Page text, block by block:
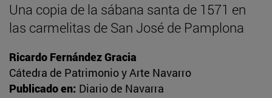
Una copia de la sábana santa de 1571 en
las carmelitas de San José de Pamplona
Ricardo Fernández Gracia
Cátedra de Patrimonio y Arte Navarro
Publicado en: Diario de Navarra